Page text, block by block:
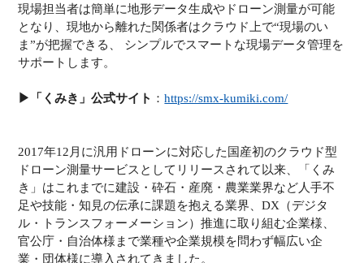
現場担当者は簡単に地形データ生成やドローン測量が可能
となり、現地から離れた関係者はクラウド上で“現場のい
ま”が把握できる、 シンプルでスマートな現場データ管理を
サポートします。
▶︎「くみき」公式サイト ：https://smx-kumiki.com/
2017年12月に汎用ドローンに対応した国産初のクラウド型
ドローン測量サービスとしてリリースされて以来、「くみ
き」はこれまでに建設・砕石・産廃・農業業界など人手不
足や技能・知見の伝承に課題を抱える業界、DX（デジタ
ル・トランスフォーメーション）推進に取り組む企業様、
官公庁・自治体様まで業種や企業規模を問わず幅広い企
業・団体様に導入されてきました。